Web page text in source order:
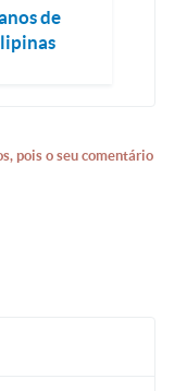
de
pois o seu comentário